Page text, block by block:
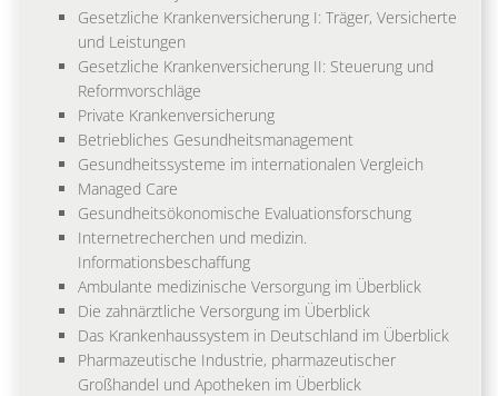
Gesetzliche Krankenversicherung I: Träger, Versicherte
und Leistungen
Gesetzliche Krankenversicherung II: Steuerung und
Reformvorschläge
Private Krankenversicherung
Betriebliches Gesundheitsmanagement
Gesundheitssysteme im internationalen Vergleich
Managed Care
Gesundheitsökonomische Evaluationsforschung
Internetrecherchen und medizin.
Informationsbeschaffung
Ambulante medizinische Versorgung im Überblick
Die zahnärztliche Versorgung im Überblick
Das Krankenhaussystem in Deutschland im Überblick
Pharmazeutische Industrie, pharmazeutischer
Großhandel und Apotheken im Überblick